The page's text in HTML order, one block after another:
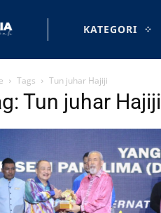
KATEGORI
Tags Tun juhar Hajiji
Tun juhar Hajiji